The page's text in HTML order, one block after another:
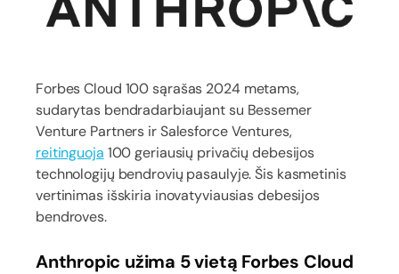
Forbes Cloud 100 sąrašas 2024 metams,
sudarytas bendradarbiaujant su Bessemer
Venture Partners ir Salesforce Ventures,
reitinguoja 100 geriausių privačių debesijos
technologijų bendrovių pasaulyje. Šis kasmetinis
vertinimas išskiria inovatyviausias debesijos
bendroves.
Anthropic užima 5 vietą Forbes Cloud